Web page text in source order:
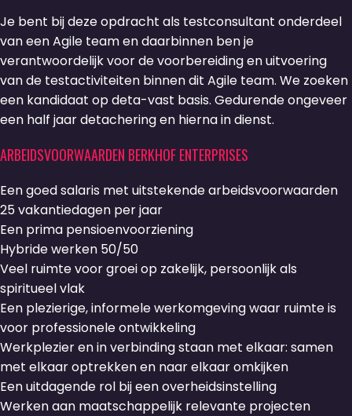
Je bent bij deze opdracht als testconsultant onderdeel
van een Agile team en daarbinnen ben je
verantwoordelijk voor de voorbereiding en uitvoering
van de testactiviteiten binnen dit Agile team. We zoeken
een kandidaat op deta-vast basis. Gedurende ongeveer
een half jaar detachering en hierna in dienst.
ARBEIDSVOORWAARDEN BERKHOF ENTERPRISES
Een goed salaris met uitstekende arbeidsvoorwaarden
25 vakantiedagen per jaar
Een prima pensioenvoorziening
Hybride werken 50/50
Veel ruimte voor groei op zakelijk, persoonlijk als
spiritueel vlak
Een plezierige, informele werkomgeving waar ruimte is
voor professionele ontwikkeling
Werkplezier en in verbinding staan met elkaar: samen
met elkaar optrekken en naar elkaar omkijken
Een uitdagende rol bij een overheidsinstelling
Werken aan maatschappelijk relevante projecten